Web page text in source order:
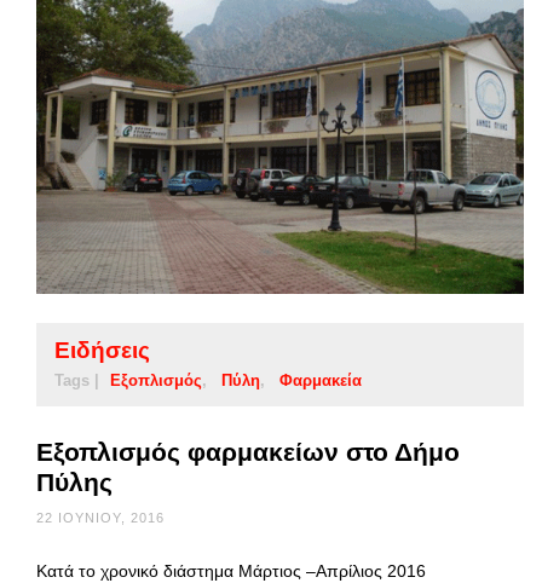
Ειδήσεις
Tags | Εξοπλισμός Πύλη Φαρμακεία
Εξοπλισμός φαρμακείων στο Δήμο
Πύλης
22 ΙΟΥΝΊΟΥ, 2016
Κατά το χρονικό διάστημα Μάρτιος –Απρίλιος 2016